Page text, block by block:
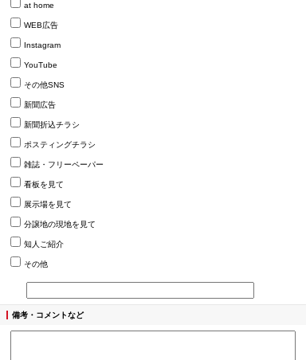
at home
WEB広告
Instagram
YouTube
その他SNS
新聞広告
新聞折込チラシ
ポスティングチラシ
雑誌・フリーペーパー
看板を見て
展示場を見て
分譲地の現地を見て
知人ご紹介
その他
備考・コメントなど